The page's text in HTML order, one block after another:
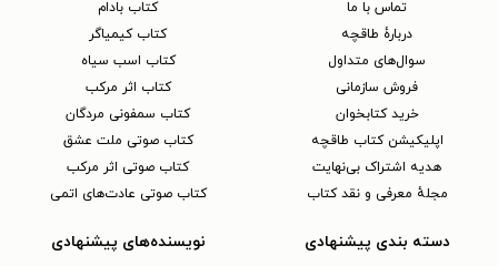
تماس با ما
دربارهٔ طاقچه
سوال‌های متداول
فروش سازمانی
خرید کتابخوان
اپلیکیشن کتاب طاقچه
هدیه اشتراک بی‌نهایت
مجلهٔ معرفی و نقد کتاب
کتاب بادام
کتاب کیمیاگر
کتاب اسب سیاه
کتاب اثر مرکب
کتاب سمفونی مردگان
کتاب صوتی ملت عشق
کتاب صوتی اثر مرکب
کتاب صوتی عادت‌های اتمی
دسته بندی پیشنهادی نویسنده‌های پیشنهادی